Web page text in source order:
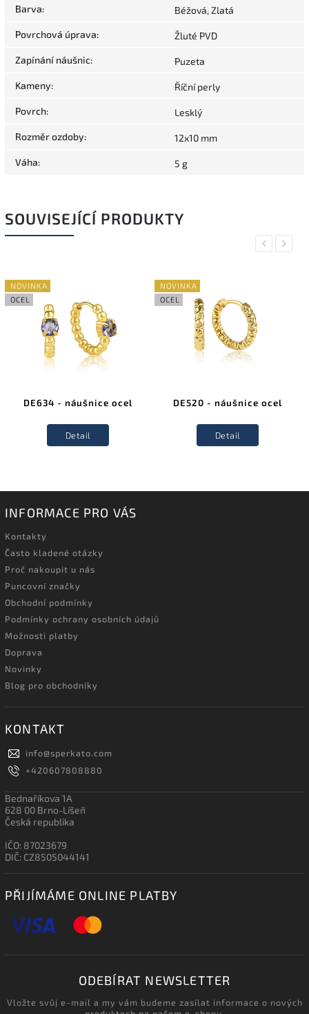
Barva: Béžová, Zlatá
Povrchová úprava: Žluté PVD
Zapínání náušnic: Puzeta
Kameny: Říční perly
Povrch: Lesklý
Rozměr ozdoby: 12x10 mm
Váha: 5 g
SOUVISEJÍCÍ PRODUKTY
Previous
NOVINKA
OCEL
DE634 - náušnice ocel
Detail
NOVINKA
OCEL
DE520 - náušnice ocel
Detail
Next
INFORMACE PRO VÁS
Kontakty
Často kladené otázky
Proč nakoupit u nás
Puncovní značky
Obchodní podmínky
Podmínky ochrany osobních údajů
Možnosti platby
Doprava
Novinky
Blog pro obchodníky
KONTAKT
info@sperkato.com
+420607808880
Bednaříkova 1A
628 00 Brno-Líšeň
Česká republika
IČO: 87023679
DIČ: CZ8505044141
PŘIJÍMÁME ONLINE PLATBY
ODEBÍRAT NEWSLETTER
Vložte svůj e-mail a my vám budeme zasílat informace o nových